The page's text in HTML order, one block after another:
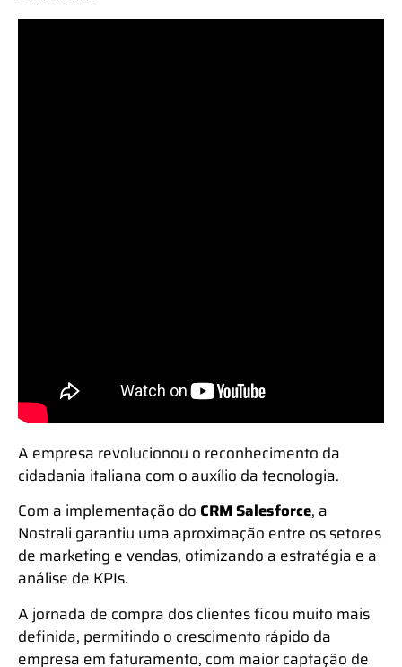
A empresa revolucionou o reconhecimento da
cidadania italiana com o auxílio da tecnologia.
Com a implementação do CRM Salesforce, a
Nostrali garantiu uma aproximação entre os setores
de marketing e vendas, otimizando a estratégia e a
análise de KPIs.
A jornada de compra dos clientes ficou muito mais
definida, permitindo o crescimento rápido da
empresa em faturamento, com maior captação de